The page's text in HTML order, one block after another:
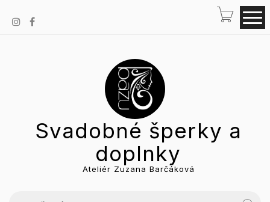
Svadobné šperky a
doplnky
Ateliér Zuzana Barčáková